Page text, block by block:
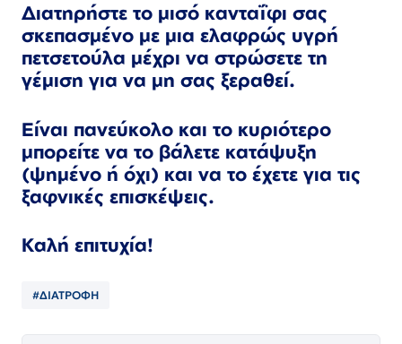
Διατηρήστε το μισό κανταΐφι σας
σκεπασμένο με μια ελαφρώς υγρή
πετσετούλα μέχρι να στρώσετε τη
γέμιση για να μη σας ξεραθεί.
Είναι πανεύκολο και το κυριότερο
μπορείτε να το βάλετε κατάψυξη
(ψημένο ή όχι) και να το έχετε για τις
ξαφνικές επισκέψεις.
Καλή επιτυχία!
#ΔΙΑΤΡΟΦΗ